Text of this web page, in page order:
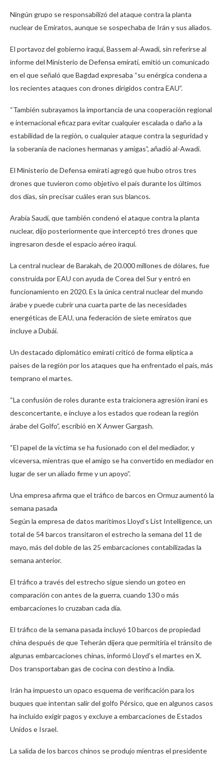
Ningún grupo se responsabilizó del ataque contra la planta
nuclear de Emiratos, aunque se sospechaba de Irán y sus aliados.
El portavoz del gobierno iraquí, Bassem al-Awadi, sin referirse al
informe del Ministerio de Defensa emiratí, emitió un comunicado
en el que señaló que Bagdad expresaba “su enérgica condena a
los recientes ataques con drones dirigidos contra EAU”.
“También subrayamos la importancia de una cooperación regional
e internacional eficaz para evitar cualquier escalada o daño a la
estabilidad de la región, o cualquier ataque contra la seguridad y
la soberanía de naciones hermanas y amigas”, añadió al-Awadi.
El Ministerio de Defensa emiratí agregó que hubo otros tres
drones que tuvieron como objetivo el país durante los últimos
dos días, sin precisar cuáles eran sus blancos.
Arabia Saudí, que también condenó el ataque contra la planta
nuclear, dijo posteriormente que interceptó tres drones que
ingresaron desde el espacio aéreo iraquí.
La central nuclear de Barakah, de 20.000 millones de dólares, fue
construida por EAU con ayuda de Corea del Sur y entró en
funcionamiento en 2020. Es la única central nuclear del mundo
árabe y puede cubrir una cuarta parte de las necesidades
energéticas de EAU, una federación de siete emiratos que
incluye a Dubái.
Un destacado diplomático emiratí criticó de forma elíptica a
países de la región por los ataques que ha enfrentado el país, más
temprano el martes.
“La confusión de roles durante esta traicionera agresión iraní es
desconcertante, e incluye a los estados que rodean la región
árabe del Golfo”, escribió en X Anwer Gargash.
“El papel de la víctima se ha fusionado con el del mediador, y
viceversa, mientras que el amigo se ha convertido en mediador en
lugar de ser un aliado firme y un apoyo”.
Una empresa afirma que el tráfico de barcos en Ormuz aumentó la
semana pasada
Según la empresa de datos marítimos Lloyd’s List Intelligence, un
total de 54 barcos transitaron el estrecho la semana del 11 de
mayo, más del doble de las 25 embarcaciones contabilizadas la
semana anterior.
El tráfico a través del estrecho sigue siendo un goteo en
comparación con antes de la guerra, cuando 130 o más
embarcaciones lo cruzaban cada día.
El tráfico de la semana pasada incluyó 10 barcos de propiedad
china después de que Teherán dijera que permitiría el tránsito de
algunas embarcaciones chinas, informó Lloyd’s el martes en X.
Dos transportaban gas de cocina con destino a India.
Irán ha impuesto un opaco esquema de verificación para los
buques que intentan salir del golfo Pérsico, que en algunos casos
ha incluido exigir pagos y excluye a embarcaciones de Estados
Unidos e Israel.
La salida de los barcos chinos se produjo mientras el presidente